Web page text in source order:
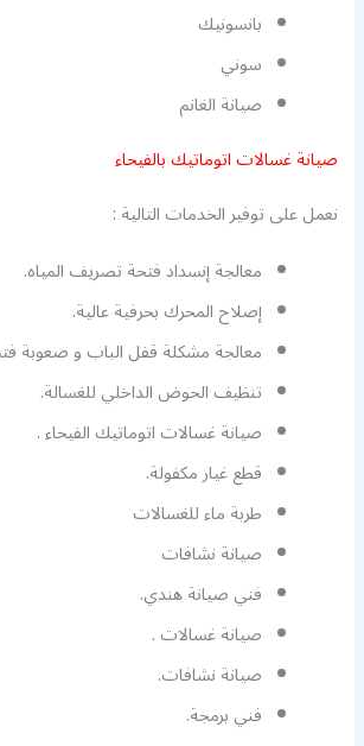
بانسونيك
سوني
صيانة الغانم
صيانة غسالات اتوماتيك بالفيحاء
نعمل على توفير الخدمات التالية :
معالجة إنسداد فتحة تصريف المياه.
إصلاح المحرك بحرفية عالية.
معالجة مشكلة قفل الباب و صعوبة
تنظيف الحوض الداخلي للغسالة.
صيانة غسالات اتوماتيك الفيحاء .
قطع غيار مكفولة.
طربة ماء للغسالات
صيانة نشافات
فني صيانة هندي.
صيانة غسالات .
صيانة نشافات.
فني برمجة.